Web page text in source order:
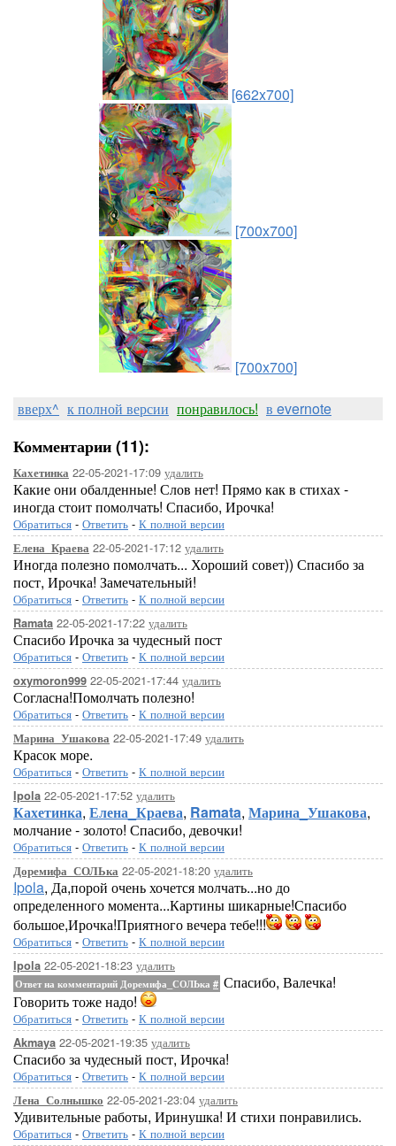
[662x700]
[700x700]
[700x700]
вверх^ к полной версии понравилось! в evernote
Комментарии (11):
Кахетинка 22-05-2021-17:09 удалить
Какие они обалденные! Слов нет! Прямо как в стихах -
иногда стоит помолчать! Спасибо, Ирочка!
Обратиться - Ответить - К полной версии
Елена_Краева 22-05-2021-17:12 удалить
Иногда полезно помолчать... Хороший совет)) Спасибо за
пост, Ирочка! Замечательный!
Обратиться - Ответить - К полной версии
Ramata 22-05-2021-17:22 удалить
Спасибо Ирочка за чудесный пост
Обратиться - Ответить - К полной версии
oxymoron999 22-05-2021-17:44 удалить
Согласна!Помолчать полезно!
Обратиться - Ответить - К полной версии
Марина_Ушакова 22-05-2021-17:49 удалить
Красок море.
Обратиться - Ответить - К полной версии
Ipola 22-05-2021-17:52 удалить
Кахетинка, Елена_Краева, Ramata, Марина_Ушакова,
молчание - золото! Спасибо, девочки!
Обратиться - Ответить - К полной версии
Доремифа_СОЛЬка 22-05-2021-18:20 удалить
Ipola, Да,порой очень хочется молчать...но до
определенного момента...Картины шикарные!Спасибо
большое,Ирочка!Приятного вечера тебе!!!
Обратиться - Ответить - К полной версии
Ipola 22-05-2021-18:23 удалить
Ответ на комментарий Доремифа_СОЛЬка # Спасибо, Валечка!
Говорить тоже надо!
Обратиться - Ответить - К полной версии
Akmaya 22-05-2021-19:35 удалить
Спасибо за чудесный пост, Ирочка!
Обратиться - Ответить - К полной версии
Лена_Солнышко 22-05-2021-23:04 удалить
Удивительные работы, Иринушка! И стихи понравились.
Обратиться - Ответить - К полной версии